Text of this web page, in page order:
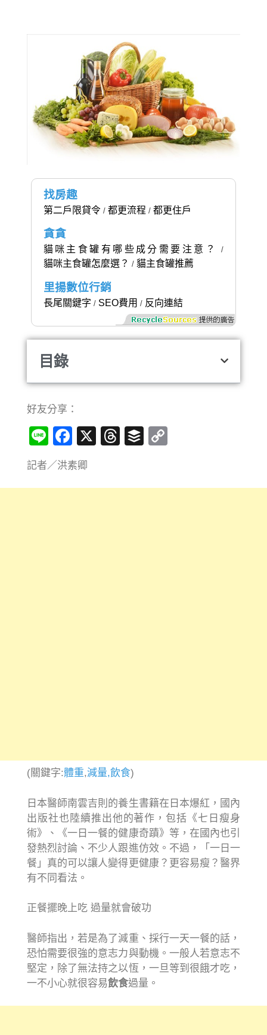
找房趣
第二戶限貸令/ 都更流程 / 都更住戶
貪貪
貓咪主食罐有哪些成分需要注意？ /
貓咪主食罐怎麼選？ / 貓主食罐推薦
里揚數位行銷
長尾關鍵字 / SEO費用 / 反向連結
目錄
好友分享：
LineFacebook
X Threads
Buffer
記者／洪素卿
(關鍵字:體重,減量,飲食)
日本醫師南雲吉則的養生書籍在日本爆紅，國內
出版社也陸續推出他的著作，包括《七日瘦身
術》、《一日一餐的健康奇蹟》等，在國內也引
發熱烈討論、不少人跟進仿效。不過，「一日一
餐」真的可以讓人變得更健康？更容易瘦？醫界
有不同看法。
正餐擺晚上吃 過量就會破功
醫師指出，若是為了減重、採行一天一餐的話，
恐怕需要很強的意志力與動機。一般人若意志不
堅定，除了無法持之以恆，一旦等到很餓才吃，
一不小心就很容易飲食過量。